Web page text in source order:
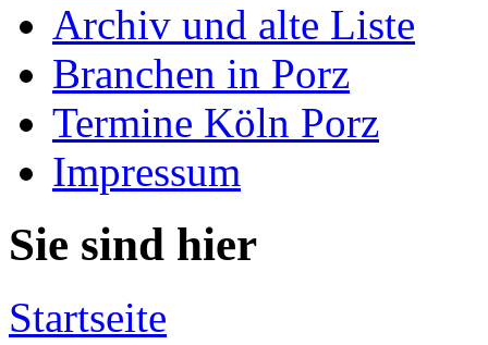
Archiv und alte Liste
Branchen in Porz
Termine Köln Porz
Impressum
Sie sind hier
Startseite